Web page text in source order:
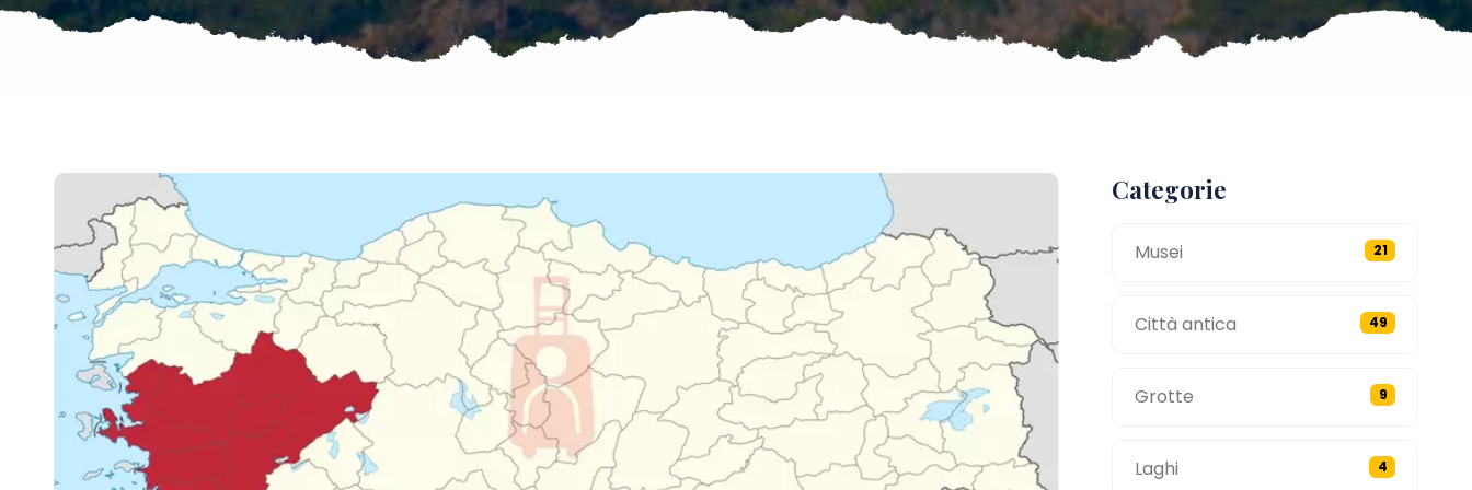
Categorie
Musei 21
Città antica 49
Grotte 9
Laghi 4